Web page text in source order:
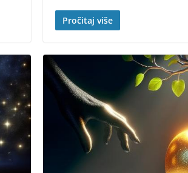
Pročitaj više